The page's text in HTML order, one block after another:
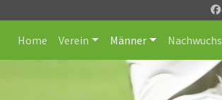
Home Verein Männer Nachwuchs